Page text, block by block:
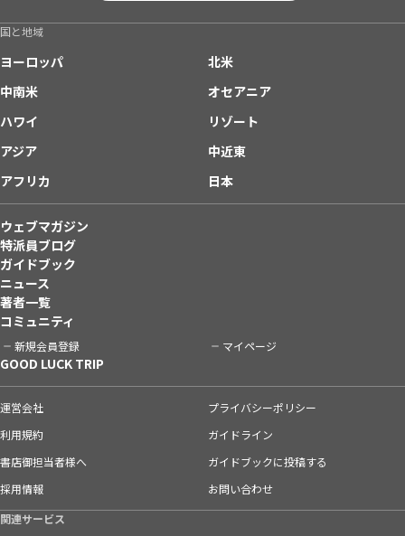
国と地域
ヨーロッパ
北米
中南米
オセアニア
ハワイ
リゾート
アジア
中近東
アフリカ
日本
ウェブマガジン
特派員ブログ
ガイドブック
ニュース
著者一覧
コミュニティ
新規会員登録 マイページ
GOOD LUCK TRIP
運営会社
プライバシーポリシー
利用規約
ガイドライン
書店御担当者様へ
ガイドブックに投稿する
採用情報
お問い合わせ
関連サービス